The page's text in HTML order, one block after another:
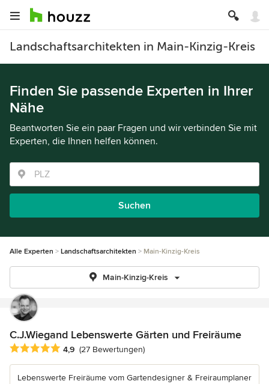
Landschaftsarchitekten in Main-Kinzig-Kreis
Finden Sie passende Experten in Ihrer
Nähe
Beantworten Sie ein paar Fragen und wir verbinden Sie mit
Experten, die Ihnen helfen können.
Suchen
Alle Experten Landschaftsarchitekten Main-Kinzig-Kreis
Main-Kinzig-Kreis
C.J.Wiegand Lebenswerte Gärten und Freiräume
Durchschnittliche Bewertung: 4.9 von 5 Sternen
4,9 (27 Bewertungen)
Lebenswerte Freiräume vom Gartendesigner & Freiraumplaner